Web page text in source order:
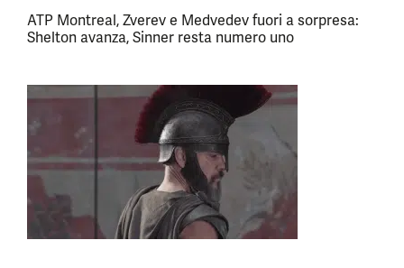
ATP Montreal, Zverev e Medvedev fuori a sorpresa:
Shelton avanza, Sinner resta numero uno